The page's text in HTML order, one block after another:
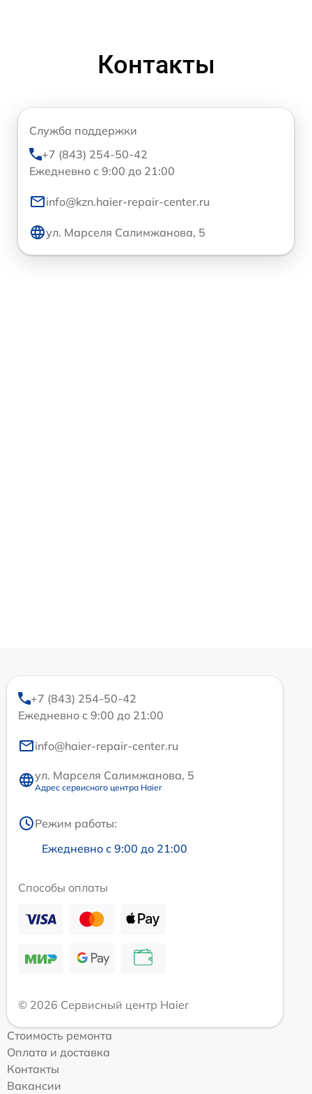
Контакты
Служба поддержки
+7 (843) 254-50-42
Ежедневно с 9:00 до 21:00
info@kzn.haier-repair-center.ru
ул. Марселя Салимжанова, 5
+7 (843) 254-50-42
Ежедневно с 9:00 до 21:00
info@haier-repair-center.ru
ул. Марселя Салимжанова, 5
Адрес сервисного центра Haier
Режим работы:
Ежедневно с 9:00 до 21:00
Способы оплаты
© 2026 Сервисный центр Haier
Стоимость ремонта
Оплата и доставка
Контакты
Вакансии